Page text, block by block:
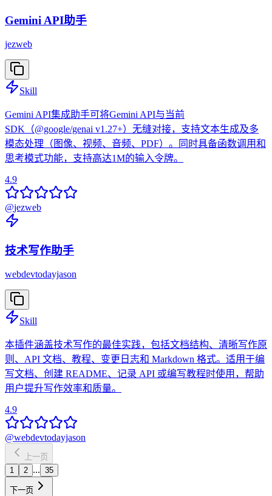
Gemini API助手
jezweb
Skill
Gemini API集成助手可将Gemini API与当前
SDK（@google/genai v1.27+）无缝对接，支持文本生成及多
模态处理（图像、视频、音频、PDF）。同时具备函数调用和
思考模式功能，支持高达1M的输入令牌。
4.9
@jezweb
技术写作助手
webdevtodayjason
Skill
本插件涵盖技术写作的最佳实践，包括文档结构、清晰写作原
则、API 文档、教程、变更日志和 Markdown 格式。适用于编
写文档、创建 README、记录 API 或编写教程时使用，帮助
用户提升写作效率和质量。
4.9
@webdevtodayjason
上一页
1
2 ... 35
下一页